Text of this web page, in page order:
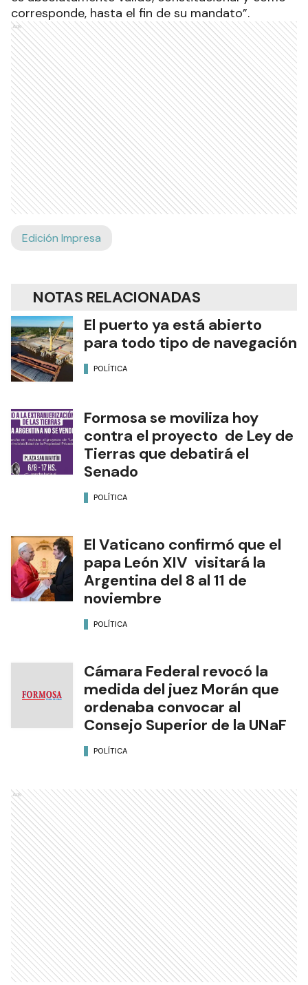
corresponde, hasta el fin de su mandato”.
Ads
Edición Impresa
NOTAS RELACIONADAS
El puerto ya está abierto
para todo tipo de navegación
POLÍTICA
Formosa se moviliza hoy
contra el proyecto de Ley de
Tierras que debatirá el
Senado
POLÍTICA
El Vaticano confirmó que el
papa León XIV visitará la
Argentina del 8 al 11 de
noviembre
POLÍTICA
Cámara Federal revocó la
medida del juez Morán que
ordenaba convocar al
Consejo Superior de la UNaF
POLÍTICA
Ads